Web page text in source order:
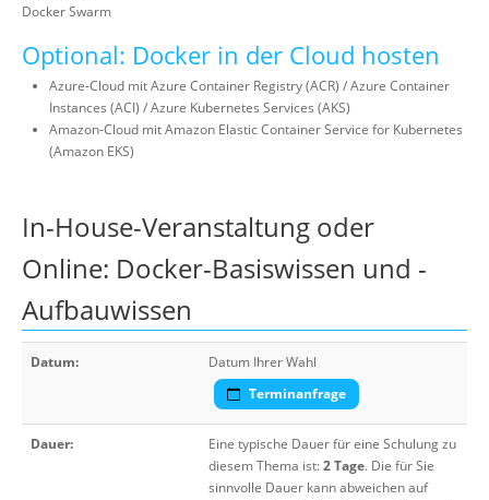
Docker Swarm
Optional: Docker in der Cloud hosten
Azure-Cloud mit Azure Container Registry (ACR) / Azure Container
Instances (ACI) / Azure Kubernetes Services (AKS)
Amazon-Cloud mit Amazon Elastic Container Service for Kubernetes
(Amazon EKS)
In-House-Veranstaltung oder
Online: Docker-Basiswissen und -
Aufbauwissen
Datum:
Datum Ihrer Wahl
Terminanfrage
Dauer:
Eine typische Dauer für eine Schulung zu
diesem Thema ist:2 Tage. Die für Sie
sinnvolle Dauer kann abweichen auf